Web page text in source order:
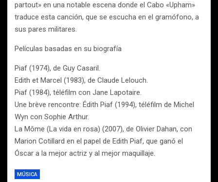
partout» en una notable escena donde el Cabo «Upham»
traduce esta canción, que se escucha en el gramófono, a
sus pares militares.
Películas basadas en su biografía
Piaf (1974), de Guy Casaril.
Edith et Marcel (1983), de Claude Lelouch.
Piaf (1984), téléfilm con Jane Lapotaire.
Une brève rencontre: Édith Piaf (1994), téléfilm de Michel
Wyn con Sophie Arthur.
La Môme (La vida en rosa) (2007), de Olivier Dahan, con
Marion Cotillard en el papel de Edith Piaf, que ganó el
Óscar a la mejor actriz y al mejor maquillaje.
MÚSICA